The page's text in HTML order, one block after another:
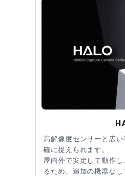
高解像度センサーと広
確に捉えられます。
屋内外で安定して動作
るため、追加の機器な